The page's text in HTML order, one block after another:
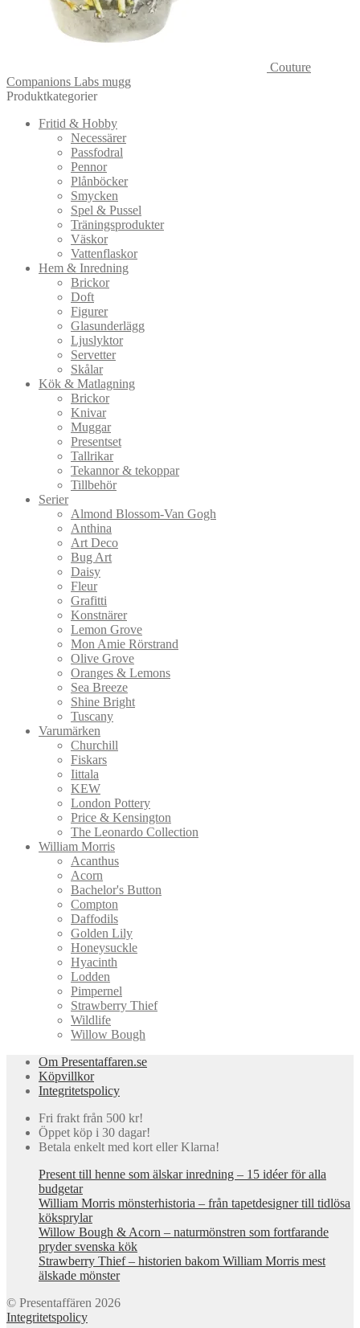
Couture
Companions Labs mugg
Produktkategorier
Fritid & Hobby
Necessärer
Passfodral
Pennor
Plånböcker
Smycken
Spel & Pussel
Träningsprodukter
Väskor
Vattenflaskor
Hem & Inredning
Brickor
Doft
Figurer
Glasunderlägg
Ljuslyktor
Servetter
Skålar
Kök & Matlagning
Brickor
Knivar
Muggar
Presentset
Tallrikar
Tekannor & tekoppar
Tillbehör
Serier
Almond Blossom-Van Gogh
Anthina
Art Deco
Bug Art
Daisy
Fleur
Grafitti
Konstnärer
Lemon Grove
Mon Amie Rörstrand
Olive Grove
Oranges & Lemons
Sea Breeze
Shine Bright
Tuscany
Varumärken
Churchill
Fiskars
Iittala
KEW
London Pottery
Price & Kensington
The Leonardo Collection
William Morris
Acanthus
Acorn
Bachelor's Button
Compton
Daffodils
Golden Lily
Honeysuckle
Hyacinth
Lodden
Pimpernel
Strawberry Thief
Wildlife
Willow Bough
Om Presentaffaren.se
Köpvillkor
Integritetspolicy
Fri frakt från 500 kr!
Öppet köp i 30 dagar!
Betala enkelt med kort eller Klarna!
Present till henne som älskar inredning – 15 idéer för alla
budgetar
William Morris mönsterhistoria – från tapetdesigner till tidlösa
köksprylar
Willow Bough & Acorn – naturmönstren som fortfarande
pryder svenska kök
Strawberry Thief – historien bakom William Morris mest
älskade mönster
© Presentaffären 2026
Integritetspolicy